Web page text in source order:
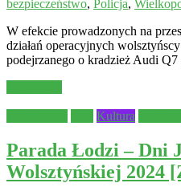
bezpieczeństwo, Policja,
W efekcie prowadzonych na
działań operacyjnych
podejrzanego o kradzież Audi Q7
Kultura
Parada Łodzi – Dni
Wolsztyńskiej 2024